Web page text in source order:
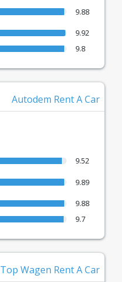
9.88
9.92
9.8
Autodem Rent A Car
9.52
9.89
9.88
9.7
Top Wagen Rent A Car